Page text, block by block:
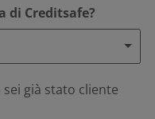
di Creditsafe?
sei già stato cliente